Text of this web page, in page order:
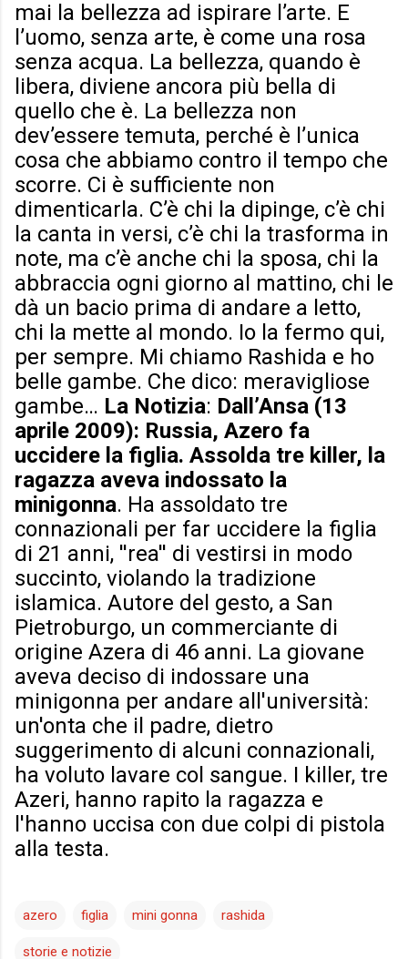
mai la bellezza ad ispirare l’arte. E
l’uomo, senza arte, è come una rosa
senza acqua. La bellezza, quando è
libera, diviene ancora più bella di
quello che è. La bellezza non
dev’essere temuta, perché è l’unica
cosa che abbiamo contro il tempo che
scorre. Ci è sufficiente non
dimenticarla. C’è chi la dipinge, c’è chi
la canta in versi, c’è chi la trasforma in
note, ma c’è anche chi la sposa, chi la
abbraccia ogni giorno al mattino, chi le
dà un bacio prima di andare a letto,
chi la mette al mondo. Io la fermo qui,
per sempre. Mi chiamo Rashida e ho
belle gambe. Che dico: meravigliose
gambe… La Notizia: Dall’Ansa (13
aprile 2009): Russia, Azero fa
uccidere la figlia. Assolda tre killer, la
ragazza aveva indossato la
minigonna. Ha assoldato tre
connazionali per far uccidere la figlia
di 21 anni, ''rea'' di vestirsi in modo
succinto, violando la tradizione
islamica. Autore del gesto, a San
Pietroburgo, un commerciante di
origine Azera di 46 anni. La giovane
aveva deciso di indossare una
minigonna per andare all'università:
un'onta che il padre, dietro
suggerimento di alcuni connazionali,
ha voluto lavare col sangue. I killer, tre
Azeri, hanno rapito la ragazza e
l'hanno uccisa con due colpi di pistola
alla testa.
azero figlia mini gonna rashida
storie e notizie